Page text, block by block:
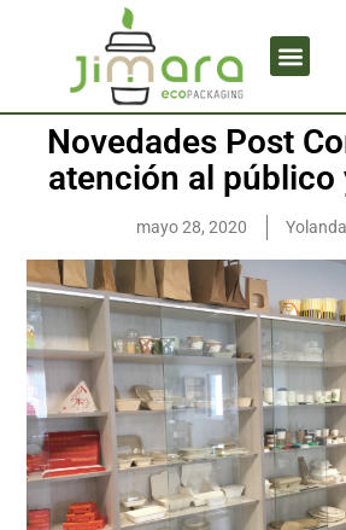
Novedades Post
atención al público
mayo 28, 2020